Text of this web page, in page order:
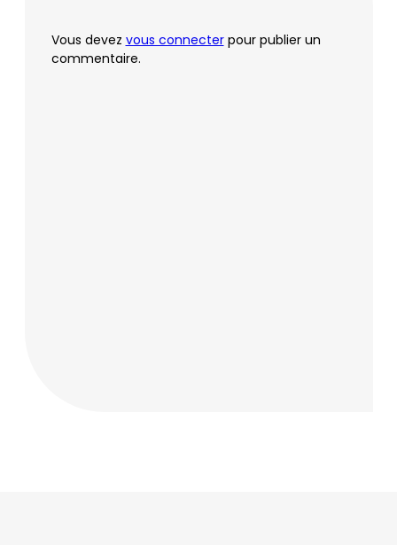
Vous devez vous connecterpour publier un
commentaire.